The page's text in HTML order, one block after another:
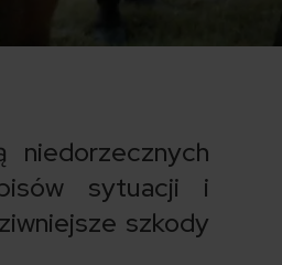
niedorzecznych
sytuacji i
szkody